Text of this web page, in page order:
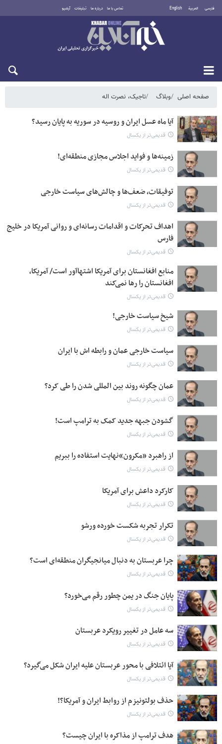
فارسی العربية English تماس با ما درباره ما تبلیغات آرشیو
دوشنبه ۱۹ مرداد ۱۴۰۵
صفحه اصلی وبلاگ تاجیک، نصرت اله
آیا ماه عسل ایران و روسیه در سوریه به پایان رسید؟
قدیمی‌تر از یکسال
زمینه‌ها و فواید اجلاس مجازی منطقه‌ای!
قدیمی‌تر از یکسال
توفیقات، ضعف‌ها و چالش‌های سیاست خارجی
قدیمی‌تر از یکسال
اهداف تحرکات و اقدامات رسانه‌ای و روانی آمریکا در خلیج
فارس
قدیمی‌تر از یکسال
منابع افغانستان برای آمریکا اشتهاآور است/ آمریکا،
افغانستان را رها نمی‌کند
قدیمی‌تر از یکسال
شیخ سیاست خارجی!
قدیمی‌تر از یکسال
سیاست خارجی عمان و رابطه اش با ایران
قدیمی‌تر از یکسال
عمان چگونه روند بین المللی شدن را طی کرد؟
قدیمی‌تر از یکسال
گشودن جبهه جدید کمک به ترامپ است!
قدیمی‌تر از یکسال
از راهبرد «مکرون»نهایت استفاده را ببریم
قدیمی‌تر از یکسال
کارکرد داعش برای آمریکا
قدیمی‌تر از یکسال
تکرار تجربه شکست خورده ورشو
قدیمی‌تر از یکسال
چرا عربستان به دنبال میانجیگران منطقه‌ای است؟
قدیمی‌تر از یکسال
پایان جنگ در یمن چطور رقم می‌خورد؟
قدیمی‌تر از یکسال
سه عامل در تغییر رویکرد عربستان
قدیمی‌تر از یکسال
آیا ائتلافی با محور عربستان علیه ایران شکل می‌گیرد؟
قدیمی‌تر از یکسال
حذف بولتونیزم از روابط ایران و آمریکا؟!
قدیمی‌تر از یکسال
هدف ترامپ از مذاکره با ایران چیست؟